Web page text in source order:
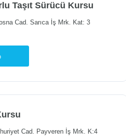
Taşıt Sürücü Kursu
Cad. Sarıca İş Mrk. Kat: 3
Cad. Payveren İş Mrk. K:4